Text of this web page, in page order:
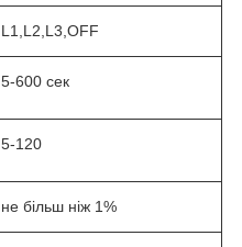
L1,L2,L3,OFF
5-600 сек
5-120
не більш ніж 1%